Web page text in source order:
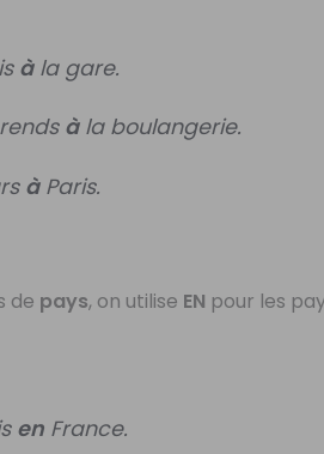
àla gare.
àla boulangerie.
àParis.
de pays, on utilise EN pour les
en France.